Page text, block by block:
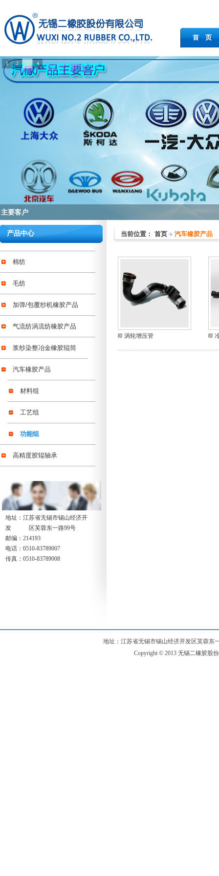
首 页
企业动态
1 2 3 4
产品中心
棉纺
毛纺
加弹/包覆纱机橡胶产品
气流纺涡流纺橡胶产品
浆纱染整冶金橡胶辊筒
汽车橡胶产品
材料组
工艺组
功能组
高精度胶辊轴承
地址：江苏省无锡市锡山经济开
发 区芙蓉东一路99号
邮编：214193
电话：0510-83789007
传真：0510-83789008
当前位置： 首页 汽车橡胶产品
涡轮增压管
地址：江苏省无锡市锡山经济开发区芙蓉东
Copyright © 2013 无锡二橡胶股